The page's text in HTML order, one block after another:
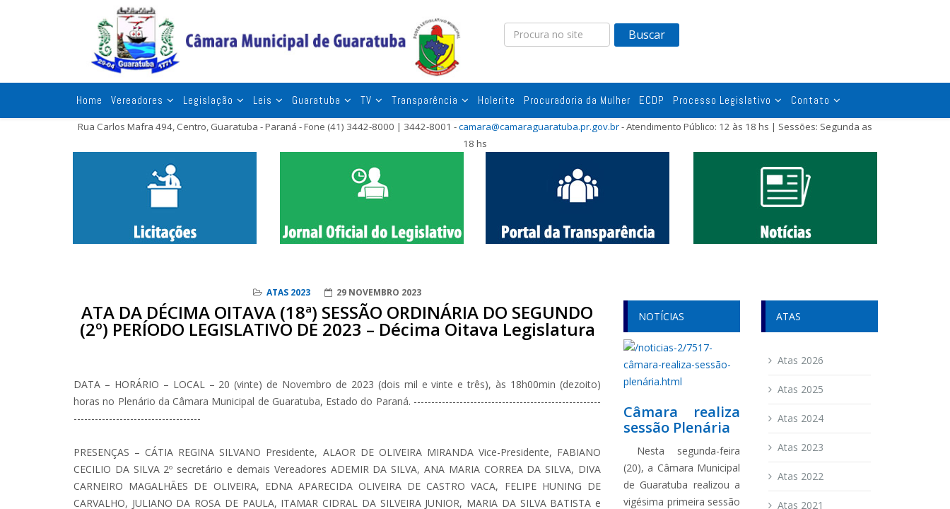
Buscar
Home Vereadores Legislação Leis Guaratuba TV Transparência Holerite Procuradoria da Mulher ECDP Processo Legislativo Contato
Rua Carlos Mafra 494, Centro, Guaratuba - Paraná - Fone (41) 3442-8000 | 3442-8001 -camara@camaraguaratuba.pr.gov.br- Atendimento Público: 12 às 18 hs | Sessões: Segunda as
18 hs
ATAS 2023 29 NOVEMBRO 2023
ATA DA DÉCIMA OITAVA (18ª) SESSÃO ORDINÁRIA DO SEGUNDO
(2º) PERÍODO LEGISLATIVO DE 2023 – Décima Oitava Legislatura
DATA – HORÁRIO – LOCAL – 20 (vinte) de Novembro de 2023 (dois mil e vinte e três), às 18h00min (dezoito)
horas no Plenário da Câmara Municipal de Guaratuba, Estado do Paraná. -----------------------------------------------------
------------------------------------
PRESENÇAS – CÁTIA REGINA SILVANO Presidente, ALAOR DE OLIVEIRA MIRANDA Vice-Presidente, FABIANO
CECILIO DA SILVA 2º secretário e demais Vereadores ADEMIR DA SILVA, ANA MARIA CORREA DA SILVA, DIVA
CARNEIRO MAGALHÃES DE OLIVEIRA, EDNA APARECIDA OLIVEIRA DE CASTRO VACA, FELIPE HUNING DE
CARVALHO, JULIANO DA ROSA DE PAULA, ITAMAR CIDRAL DA SILVEIRA JUNIOR, MARIA DA SILVA BATISTA e
NOTÍCIAS
Câmara realiza
sessão Plenária
Nesta segunda-feira
(20), a Câmara Municipal
de Guaratuba realizou a
vigésima primeira sessão
ATAS
Atas 2026
Atas 2025
Atas 2024
Atas 2023
Atas 2022
Atas 2021